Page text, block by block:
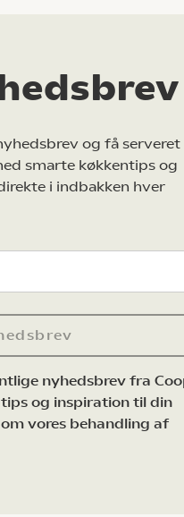
og få serveret
smarte køkkentips og
i indbakken hver
nyhedsbrev fra
og inspiration til din
vores behandling af